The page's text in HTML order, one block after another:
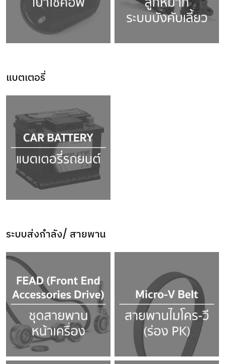
แบตเตอรี่
ระบบส่งกำลัง/ สายพาน